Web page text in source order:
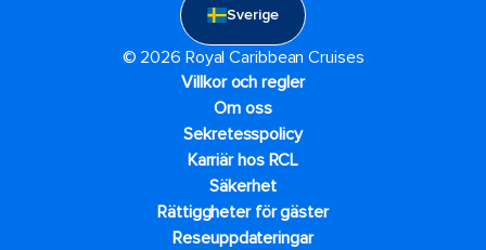
Sverige
© 2026 Royal Caribbean Cruises
Villkor och regler
Om oss
Sekretesspolicy
Karriär hos RCL
Säkerhet
Rättiggheter för gäster
Reseuppdateringar​